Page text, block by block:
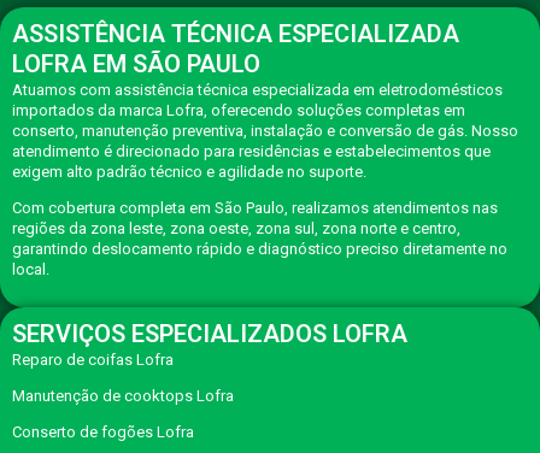
ASSISTÊNCIA TÉCNICA ESPECIALIZADA
LOFRA EM SÃO PAULO
Atuamos com assistência técnica especializada em eletrodomésticos
importados da marca Lofra, oferecendo soluções completas em
conserto, manutenção preventiva, instalação e conversão de gás. Nosso
atendimento é direcionado para residências e estabelecimentos que
exigem alto padrão técnico e agilidade no suporte.
Com cobertura completa em São Paulo, realizamos atendimentos nas
regiões da zona leste, zona oeste, zona sul, zona norte e centro,
garantindo deslocamento rápido e diagnóstico preciso diretamente no
local.
SERVIÇOS ESPECIALIZADOS LOFRA
Reparo de coifas Lofra
Manutenção de cooktops Lofra
Conserto de fogões Lofra